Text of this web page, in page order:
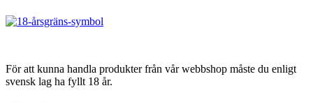
flera
alternativen
kan
För att kunna handla produkter från vår webbshop måste du enligt
svensk lag ha fyllt 18 år.